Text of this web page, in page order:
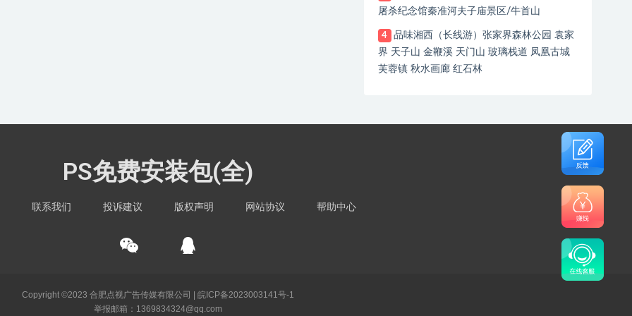
屠杀纪念馆秦准河夫子庙景区/牛首山
4
品味湘西（长线游）张家界森林公园 袁家
界 天子山 金鞭溪 天门山 玻璃栈道 凤凰古城
芙蓉镇 秋水画廊 红石林
PS免费安装包(全)
联系我们 投诉建议 版权声明 网站协议 帮助中心
Copyright ©2023 合肥点视广告传媒有限公司 | 皖ICP备2023003141号-1
举报邮箱：1369834324@qq.com